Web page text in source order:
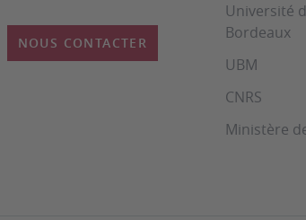
NOUS CONTACTER
Université
Bordeaux
UBM
CNRS
Ministère